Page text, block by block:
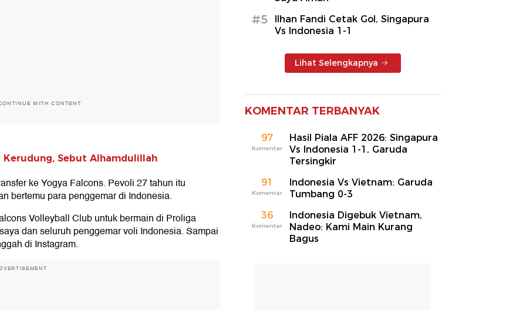
WITH CONTENT
Kerudung, Sebut Alhamdulillah
ke Yogya Falcons. Pevoli 27 tahun itu
bertemu para penggemar di Indonesia.
Volleyball Club untuk bermain di Proliga
dan seluruh penggemar voli Indonesia. Sampai
di Instagram.
#5
Ilhan Fandi Cetak Gol, Singapura
Vs Indonesia 1-1
Lihat Selengkapnya
KOMENTAR TERBANYAK
97
Komentar
Hasil Piala AFF 2026: Singapura
Vs Indonesia 1-1, Garuda
Tersingkir
91
Komentar
Indonesia Vs Vietnam: Garuda
Tumbang 0-3
36
Komentar
Indonesia Digebuk Vietnam,
Nadeo: Kami Main Kurang
Bagus